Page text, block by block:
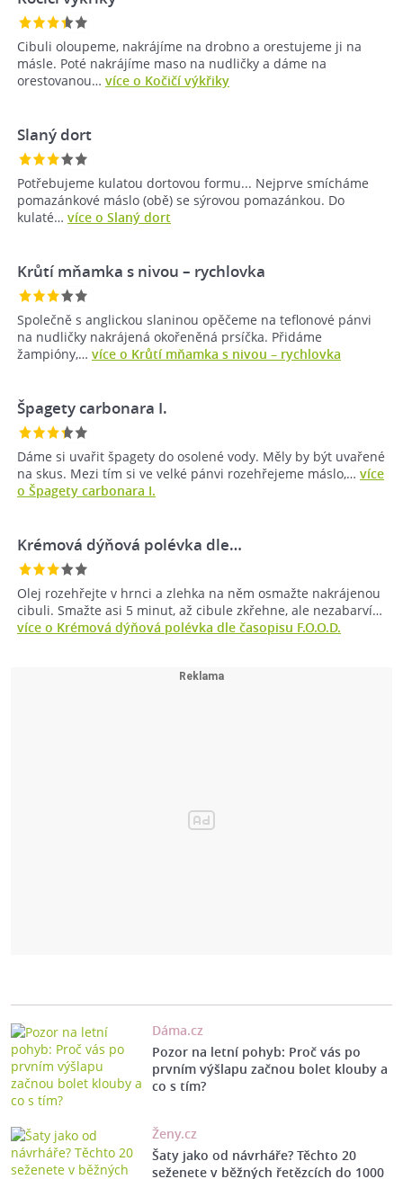
Cibuli oloupeme, nakrájíme na drobno a orestujeme ji na
másle. Poté nakrájíme maso na nudličky a dáme na
orestovanou… více o Kočičí výkřiky
Slaný dort
Potřebujeme kulatou dortovou formu... Nejprve smícháme
pomazánkové máslo (obě) se sýrovou pomazánkou. Do
kulaté… více o Slaný dort
Krůtí mňamka s nivou – rychlovka
Společně s anglickou slaninou opěčeme na teflonové pánvi
na nudličky nakrájená okořeněná prsíčka. Přidáme
žampióny,… více o Krůtí mňamka s nivou – rychlovka
Špagety carbonara I.
Dáme si uvařit špagety do osolené vody. Měly by být uvařené
na skus. Mezi tím si ve velké pánvi rozehřejeme máslo,… více
o Špagety carbonara I.
Krémová dýňová polévka dle…
Olej rozehřejte v hrnci a zlehka na něm osmažte nakrájenou
cibuli. Smažte asi 5 minut, až cibule zkřehne, ale nezabarví…
více o Krémová dýňová polévka dle časopisu F.O.O.D.
Dáma.cz
Pozor na letní pohyb: Proč vás po
prvním výšlapu začnou bolet klouby a
co s tím?
Ženy.cz
Šaty jako od návrháře? Těchto 20
seženete v běžných řetězcích do 1000